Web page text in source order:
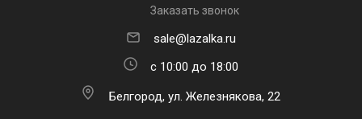
Заказать звонок
sale@lazalka.ru
с 10:00 до 18:00
Белгород, ул. Железнякова, 22